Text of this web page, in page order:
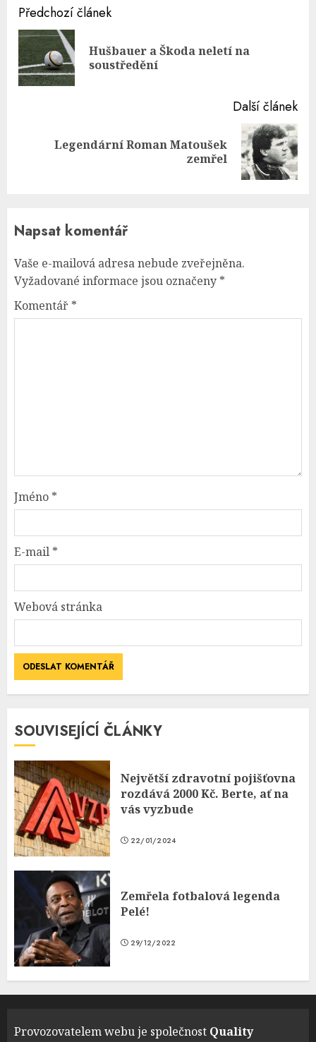
Continue
Reading
Předchozí článek
Hušbauer a Škoda neletí na
soustředění
Další článek
Legendární Roman Matoušek
zemřel
Napsat komentář
Vaše e-mailová adresa nebude zveřejněna.
Vyžadované informace jsou označeny *
Komentář *
Jméno *
E-mail *
Webová stránka
SOUVISEJÍCÍ ČLÁNKY
Největší zdravotní pojišťovna
rozdává 2000 Kč. Berte, ať na
vás vyzbude
22/01/2024
Zemřela fotbalová legenda
Pelé!
29/12/2022
Provozovatelem webu je společnost Quality